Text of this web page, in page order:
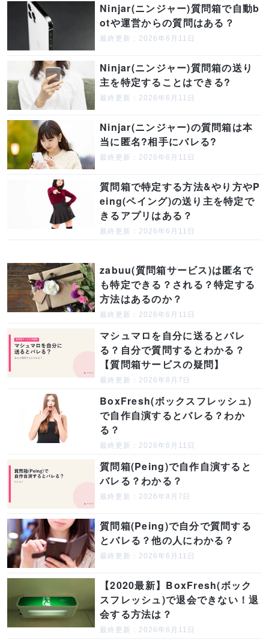
Ninjar(ニンジャー)質問箱で自動b
otや運営からの質問はある？
最終更新：2026年6月11日
Ninjar(ニンジャー)質問箱の送り
主を特定することはできる?
最終更新：2026年6月11日
Ninjar(ニンジャー)の質問箱は本
当に匿名?相手にバレる?
最終更新：2026年6月11日
質問箱で特定する方法&やり方やP
eing(ペイング)の送り主を特定で
きるアプリはある？
最終更新：2026年6月11日
zabuu(質問箱サービス)は匿名で
も特定できる？される？特定する
方法はあるのか？
最終更新：2026年6月11日
マシュマロを自分に送るとバレ
る？自分で質問するとわかる？
【質問箱サービスの疑問】
最終更新：2026年8月7日
BoxFresh(ボックスフレッシュ)
で自作自演するとバレる？わか
る？
最終更新：2026年6月11日
質問箱(Peing)で自作自演すると
バレる？わかる？
最終更新：2026年8月7日
質問箱(Peing)で自分で質問する
とバレる？他の人にわかる？
最終更新：2026年6月11日
【2020最新】BoxFresh(ボック
スフレッシュ)で退会できない！退
会する方法は？
最終更新：2026年6月11日